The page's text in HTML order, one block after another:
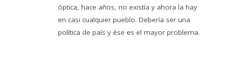
óptica, hace años, no existía y ahora la hay
en casi cualquier pueblo. Debería ser una
política de país y ése es el mayor problema.